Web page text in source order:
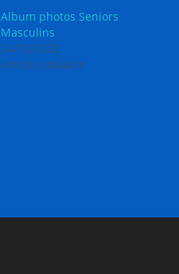
Album photos Seniors
Masculins
24/10/2022
Article similaire